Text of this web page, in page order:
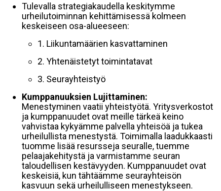
Tulevalla strategiakaudella keskitymme
urheilutoiminnan kehittämisessä kolmeen
keskeiseen osa-alueeseen:
1. Liikuntamäärien kasvattaminen
2. Yhtenäistetyt toimintatavat
3. Seurayhteistyö
Kumppanuuksien Lujittaminen:
Menestyminen vaatii yhteistyötä. Yritysverkostot
ja kumppanuudet ovat meille tärkeä keino
vahvistaa kykyämme palvella yhteisöä ja tukea
urheilullista menestystä. Toimimalla laadukkaasti
tuomme lisää resursseja seuralle, tuemme
pelaajakehitystä ja varmistamme seuran
taloudellisen kestävyyden. Kumppanuudet ovat
keskeisiä, kun tähtäämme seurayhteisön
kasvuun sekä urheilulliseen menestykseen.